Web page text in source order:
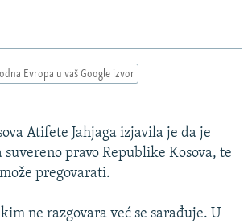
Evropa u vaš Google izvor
Atifete Jahjaga izjavila je da je
pravo Republike Kosova, te
pregovarati.
kim ne razgovara već se sarađuje. U